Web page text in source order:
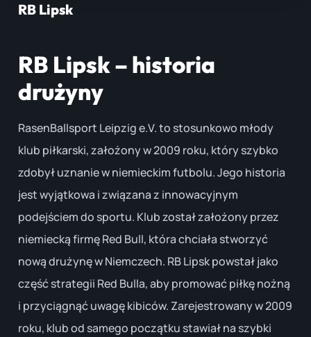
RB Lipsk
RB Lipsk – historia
drużyny
RasenBallsport Leipzig e.V. to stosunkowo młody
klub piłkarski, założony w 2009 roku, który szybko
zdobył uznanie w niemieckim futbolu. Jego historia
jest wyjątkowa i związana z innowacyjnym
podejściem do sportu. Klub został założony przez
niemiecką firmę Red Bull, która chciała stworzyć
nową drużynę w Niemczech. RB Lipsk powstał jako
część strategii Red Bulla, aby promować piłkę nożną
i przyciągnąć uwagę kibiców. Zarejestrowany w 2009
roku, klub od samego początku stawiał na szybki